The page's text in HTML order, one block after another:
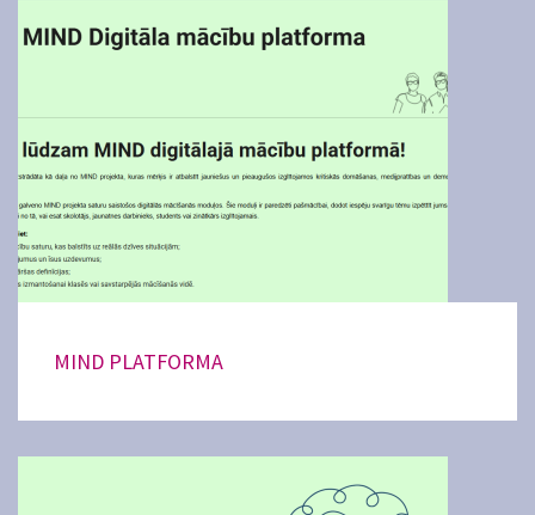
MIND PLATFORMA